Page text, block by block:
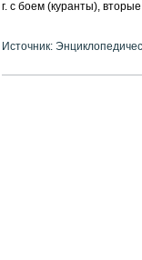
г. с боем (куранты),
Источник: